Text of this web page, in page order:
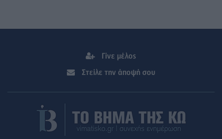
Γίνε μέλος
Στείλε την άποψή σου